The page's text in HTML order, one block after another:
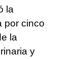
la
por cinco
la
y